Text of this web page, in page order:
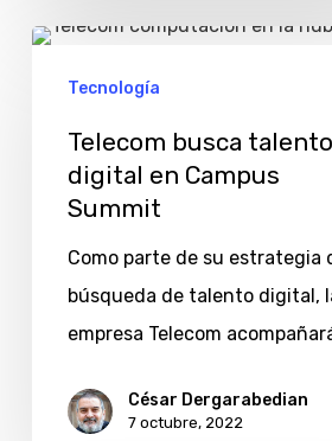
Telecom
busca
digital
Summit
Tecnología
Telecom busca talento
digital en Campus
Summit
Como parte de su estrategia
búsqueda de talento digital,
empresa Telecom
César Dergarabedian
7 octubre, 2022